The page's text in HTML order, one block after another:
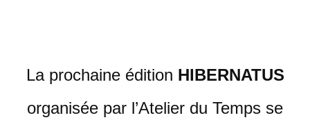
La prochaine édition HIBERNATUS
organisée par l’Atelier du Temps se